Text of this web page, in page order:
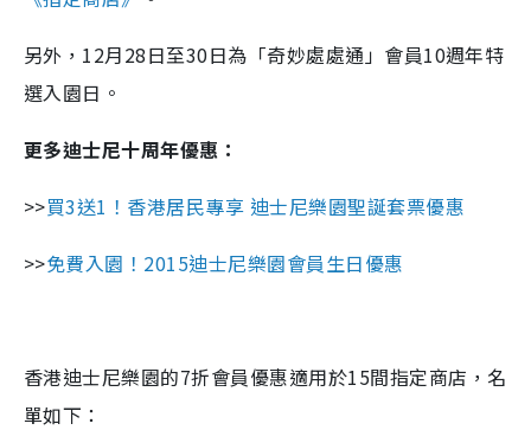
另外，12月28日至30日為「奇妙處處通」會員10週年特
選入園日。
更多迪士尼十周年優惠：
>>買3送1！香港居民專享 迪士尼樂園聖誕套票優惠
>>免費入園！2015迪士尼樂園會員生日優惠
香港迪士尼樂園的7折會員優惠適用於15間指定商店，名
單如下：